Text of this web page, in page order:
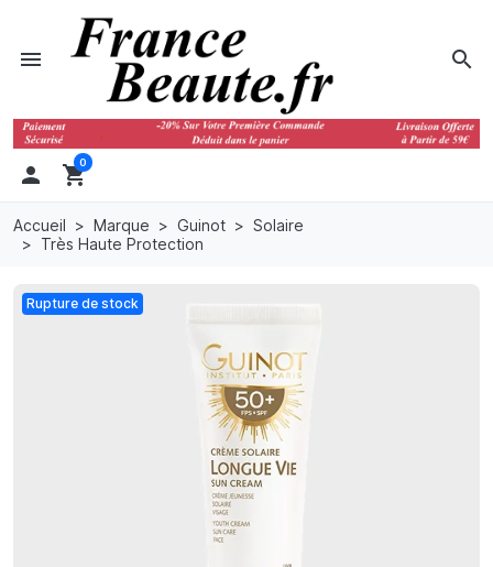
search
menu
 shopping_cart
0
Accueil Marque Guinot
Solaire
Très Haute Protection
Rupture de stock